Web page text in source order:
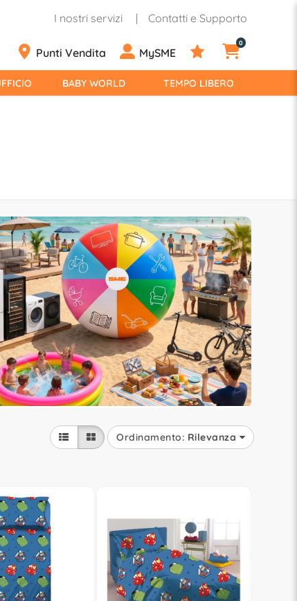
I nostri servizi Contatti e Supporto
Punti Vendita MySME
0
BABY WORLD TEMPO LIBERO
Ordinamento: Rilevanza